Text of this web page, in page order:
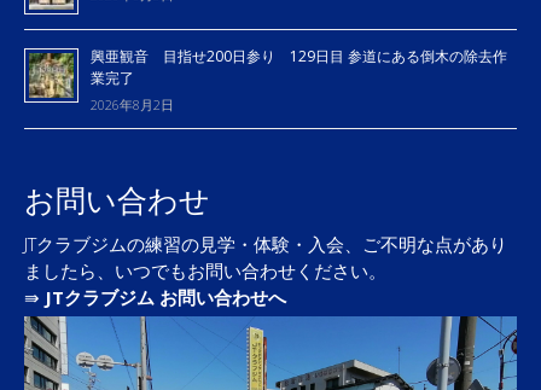
興亜観音 目指せ200日参り 129日目 参道にある倒木の除去作
業完了
2026年8月2日
お問い合わせ
JTクラブジムの練習の見学・体験・入会、ご不明な点があり
ましたら、いつでもお問い合わせください。
⇛ JTクラブジム お問い合わせへ